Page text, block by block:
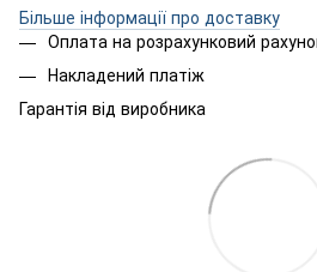
Більше інформації про доставку
Оплата на розрахунковий
Накладений платіж
Гарантія від виробника